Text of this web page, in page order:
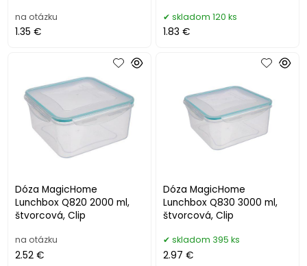
na otázku
1.35 €
skladom 120 ks
1.83 €
Dóza MagicHome
Lunchbox Q820 2000 ml,
štvorcová, Clip
na otázku
2.52 €
Dóza MagicHome
Lunchbox Q830 3000 ml,
štvorcová, Clip
skladom 395 ks
2.97 €